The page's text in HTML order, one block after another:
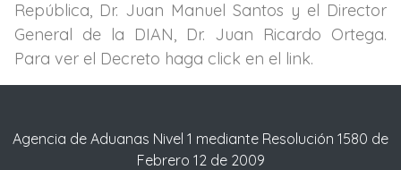
República, Dr. Juan Manuel Santos y el Director
General de la DIAN, Dr. Juan Ricardo Ortega.
Para ver el Decreto haga click en el link.
Agencia de Aduanas Nivel 1 mediante Resolución 1580 de
Febrero 12 de 2009